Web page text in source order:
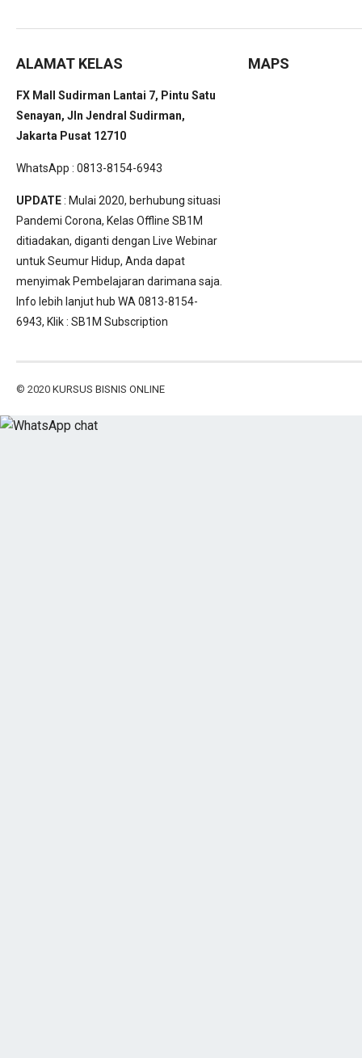
ALAMAT KELAS
FX Mall Sudirman Lantai 7, Pintu Satu
Senayan, Jln Jendral Sudirman,
Jakarta Pusat 12710
WhatsApp : 0813-8154-6943
UPDATE: Mulai 2020, berhubung situasi
Pandemi Corona, Kelas Offline SB1M
ditiadakan, diganti dengan Live Webinar
untuk Seumur Hidup, Anda dapat
menyimak Pembelajaran darimana saja.
Info lebih lanjut hub WA 0813-8154-
6943, Klik : SB1M Subscription
MAPS
© 2020 KURSUS BISNIS ONLINE